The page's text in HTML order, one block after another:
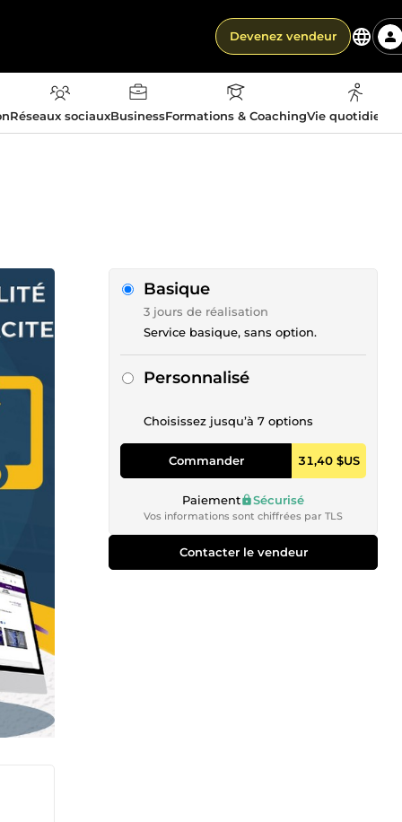
Devenez vendeur
Réseaux sociauxBusinessFormations & CoachingVie
Basique
3 jours de réalisation
Service basique, sans option.
Personnalisé
Choisissez jusqu’à 7 options
Commander 31,40 $US
Paiement Sécurisé
Vos informations sont chiffrées par TLS
Contacter le vendeur